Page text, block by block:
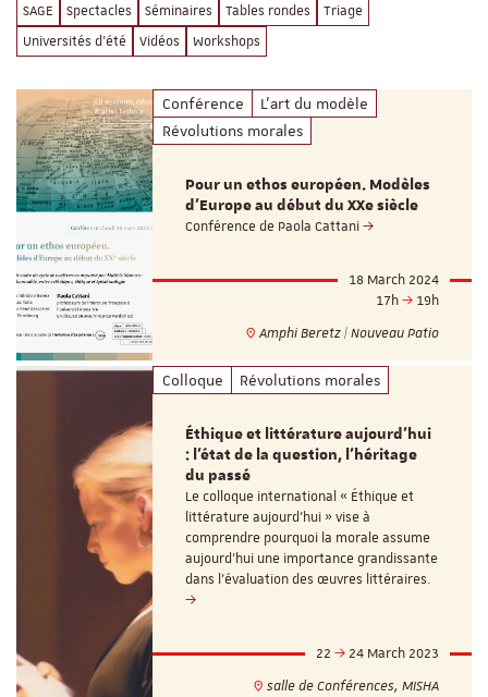
SAGE
Spectacles Séminaires Tables rondes
Triage
Universités d'été
Vidéos Workshops
Conférence
L'art du modèle
Révolutions morales
Pour un ethos européen. Modèles
d’Europe au début du XXe siècle
Conférence de Paola Cattani
18 March 2024
17h
19h
Amphi Beretz | Nouveau Patio
Colloque Révolutions morales
Éthique et littérature aujourd’hui
: l’état de la question, l’héritage
du passé
Le colloque international « Éthique et
littérature aujourd’hui » vise à
comprendre pourquoi la morale assume
aujourd’hui une importance grandissante
dans l’évaluation des œuvres littéraires.
22
24 March 2023
salle de Conférences, MISHA